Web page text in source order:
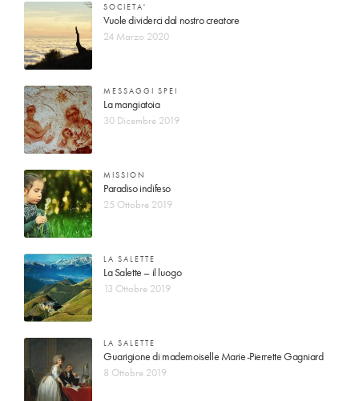
SOCIETA'
Vuole dividerci dal nostro creatore
24 Marzo 2020
MESSAGGI SPEI
La mangiatoia
30 Dicembre 2019
MISSION
Paradiso indifeso
25 Ottobre 2019
LA SALETTE
La Salette – il luogo
13 Ottobre 2019
LA SALETTE
Guarigione di mademoiselle Marie-Pierrette Gagniard
8 Ottobre 2019